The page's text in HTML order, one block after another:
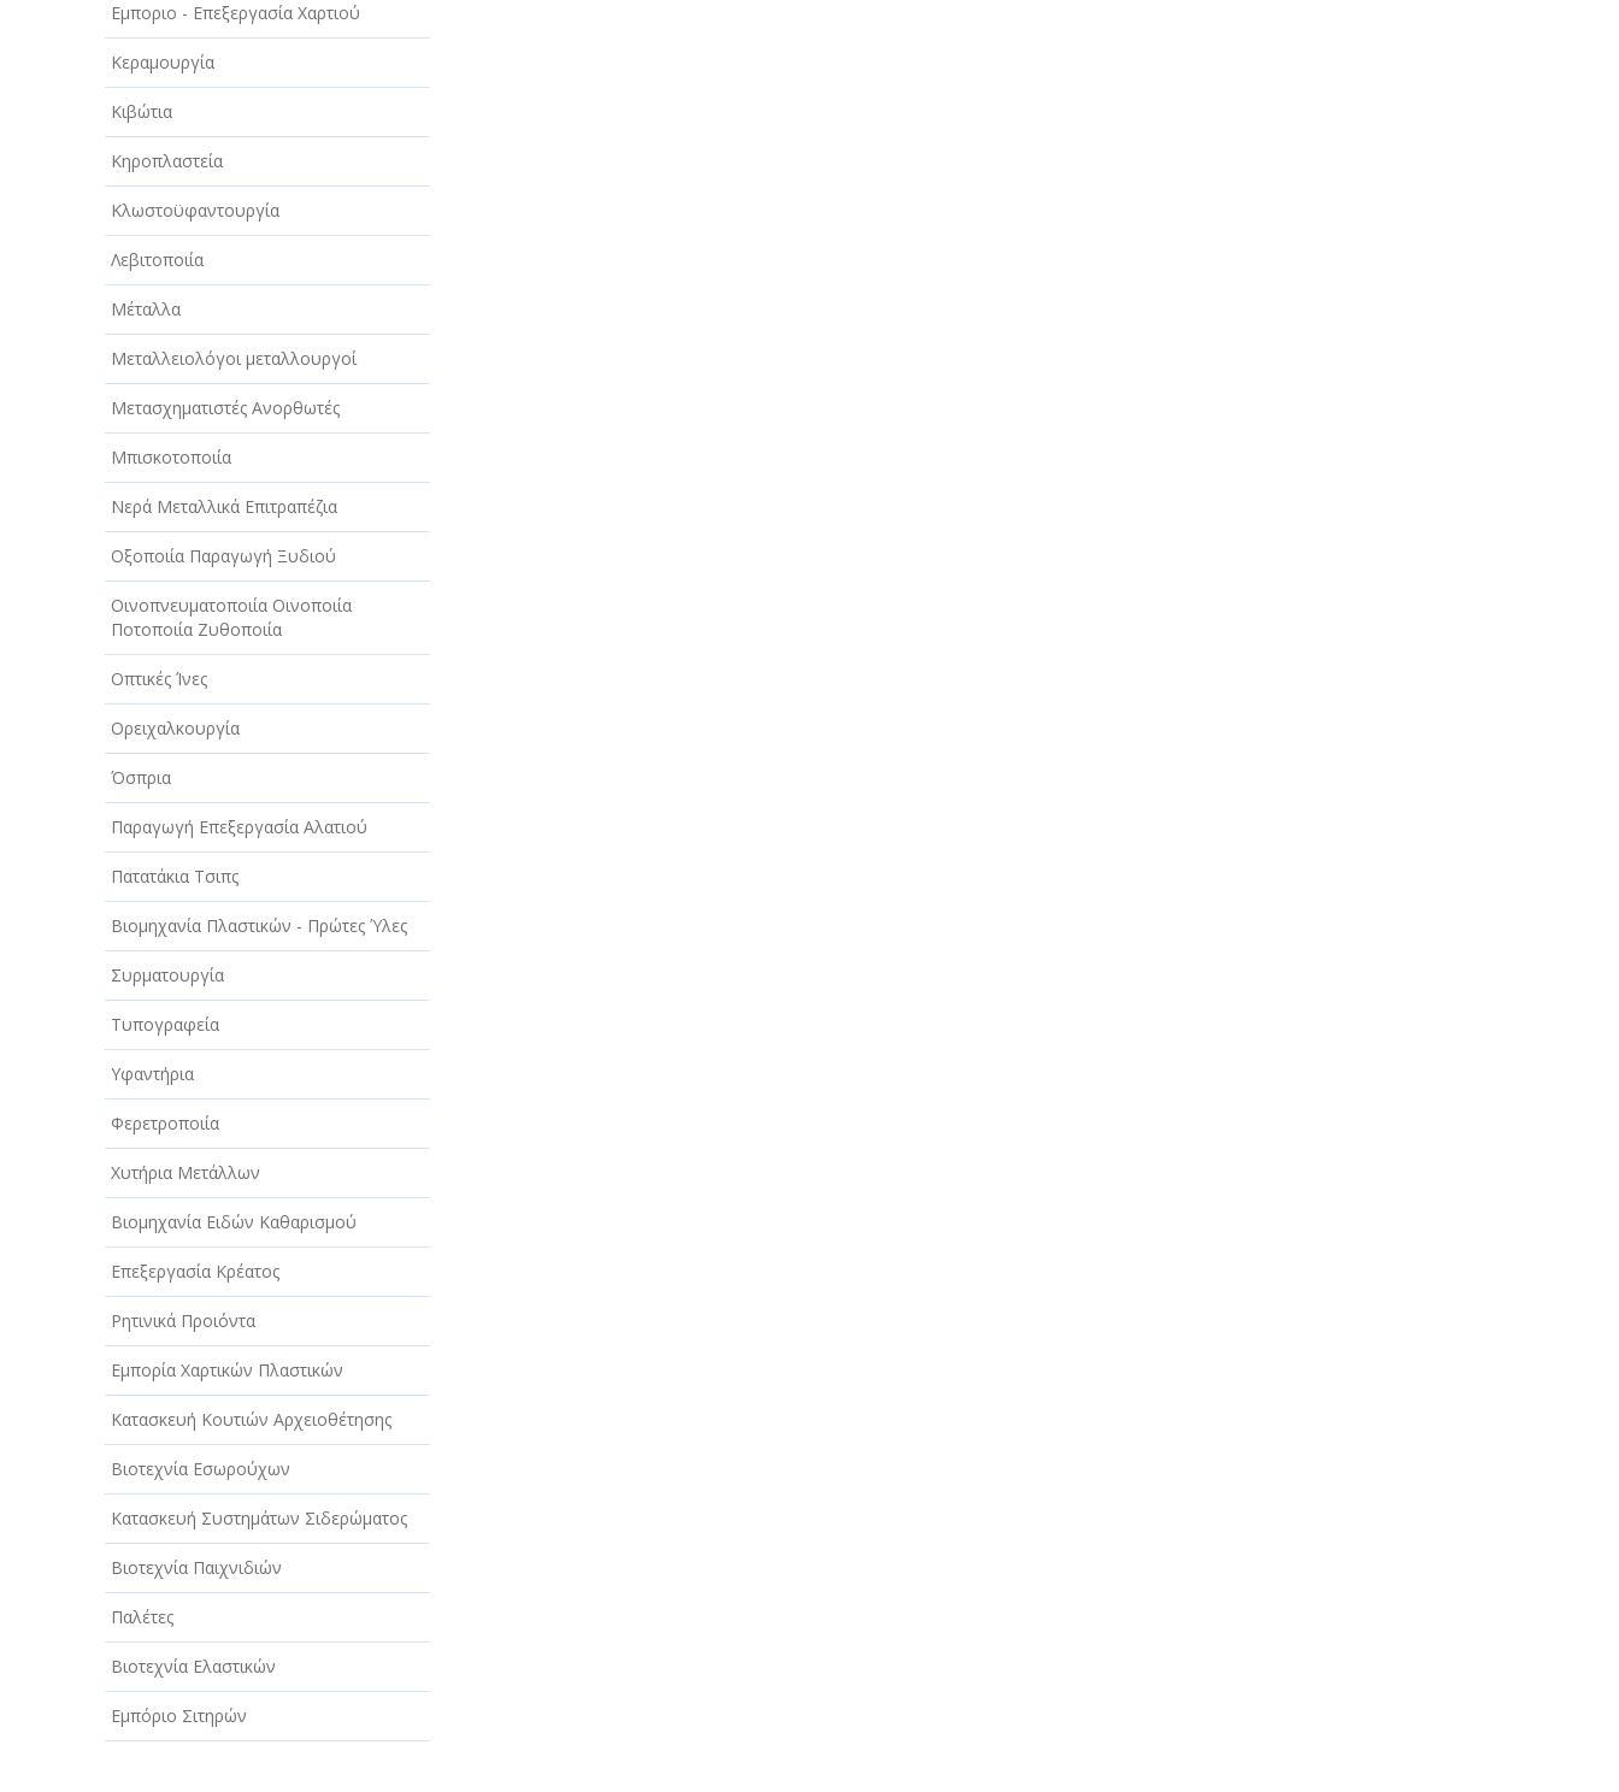
Εμποριο - Επεξεργασία Χαρτιού
Κεραμουργία
Κιβώτια
Κηροπλαστεία
Κλωστοϋφαντουργία
Λεβιτοποιία
Μέταλλα
Μεταλλειολόγοι μεταλλουργοί
Μετασχηματιστές Ανορθωτές
Μπισκοτοποιία
Νερά Μεταλλικά Επιτραπέζια
Οξοποιία Παραγωγή Ξυδιού
Οινοπνευματοποιία Οινοποιία
Ποτοποιία Ζυθοποιία
Οπτικές Ίνες
Ορειχαλκουργία
Όσπρια
Παραγωγή Επεξεργασία Αλατιού
Πατατάκια Τσιπς
Βιομηχανία Πλαστικών - Πρώτες Ύλες
Συρματουργία
Τυπογραφεία
Υφαντήρια
Φερετροποιία
Χυτήρια Μετάλλων
Βιομηχανία Ειδών Καθαρισμού
Επεξεργασία Κρέατος
Ρητινικά Προιόντα
Εμπορία Χαρτικών Πλαστικών
Κατασκευή Κουτιών Αρχειοθέτησης
Βιοτεχνία Εσωρούχων
Κατασκευή Συστημάτων Σιδερώματος
Βιοτεχνία Παιχνιδιών
Παλέτες
Βιοτεχνία Ελαστικών
Εμπόριο Σιτηρών